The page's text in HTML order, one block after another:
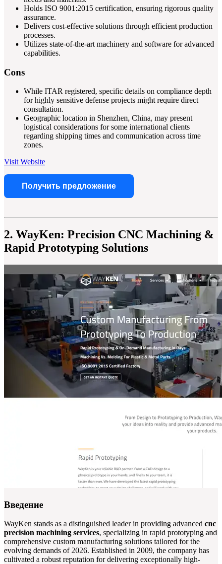
Holds ISO 9001:2015 certification, ensuring rigorous quality
assurance.
Delivers cost-effective solutions through efficient production
processes.
Utilizes state-of-the-art machinery and software for advanced
capabilities.
Cons
While ITAR registered, specific details on compliance depth
for highly sensitive defense projects might require direct
consultation.
Geographic location in Shenzhen, China, may present
logistical considerations for some international clients
regarding shipping times and communication across time
zones.
Visit Website
Получить предложение
2. WayKen: Precision CNC Machining &
Rapid Prototyping Solutions
Введение
WayKen stands as a distinguished leader in providing advanced cnc
precision machining services, specializing in rapid prototyping and
comprehensive custom manufacturing solutions tailored for the
evolving demands of 2026. Established in 2009, the company has
cultivated a robust reputation for delivering exceptionally high-